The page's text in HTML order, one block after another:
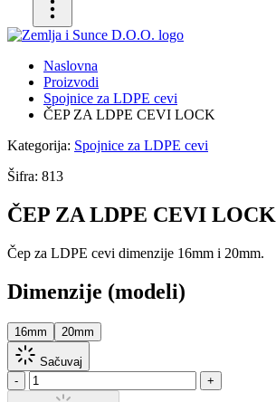
Naslovna
Proizvodi
Spojnice za LDPE cevi
ČEP ZA LDPE CEVI LOCK
Kategorija: Spojnice za LDPE cevi
Šifra: 813
ČEP ZA LDPE CEVI LOCK
Čep za LDPE cevi dimenzije 16mm i 20mm.
Dimenzije (modeli)
16mm 20mm
Sačuvaj
-
+